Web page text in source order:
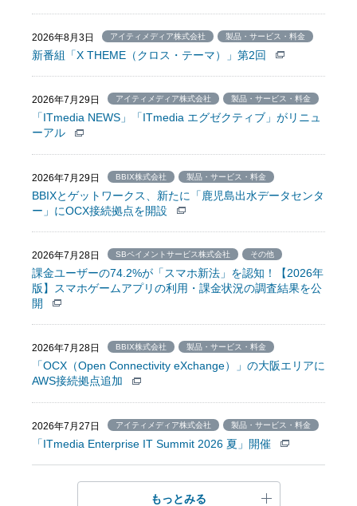
2026年8月3日 アイティメディア株式会社 製品・サービス・料金
新番組「X THEME（クロス・テーマ）」第2回
2026年7月29日 アイティメディア株式会社 製品・サービス・料金
「ITmedia NEWS」「ITmedia エグゼクティブ」がリニュ
ーアル
2026年7月29日 BBIX株式会社 製品・サービス・料金
BBIXとゲットワークス、新たに「鹿児島出水データセンタ
ー」にOCX接続拠点を開設
2026年7月28日 SBペイメントサービス株式会社 その他
課金ユーザーの74.2%が「スマホ新法」を認知！【2026年
版】スマホゲームアプリの利用・課金状況の調査結果を公
開
2026年7月28日 BBIX株式会社 製品・サービス・料金
「OCX（Open Connectivity eXchange）」の大阪エリアに
AWS接続拠点追加
2026年7月27日 アイティメディア株式会社 製品・サービス・料金
「ITmedia Enterprise IT Summit 2026 夏」開催
もっとみる